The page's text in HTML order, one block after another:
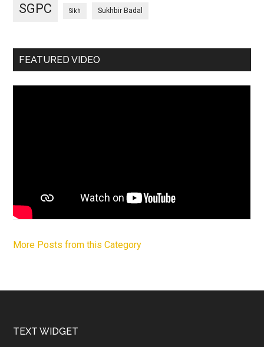
SGPC Sikh Sukhbir Badal
FEATURED VIDEO
More Posts from this Category
Footer
TEXT WIDGET